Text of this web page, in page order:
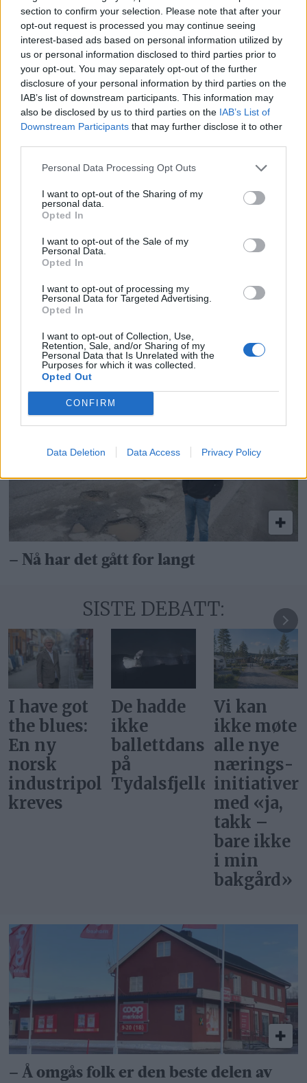
section to confirm your selection. Please note that after your
opt-out request is processed you may continue seeing
interest-based ads based on personal information utilized by
us or personal information disclosed to third parties prior to
your opt-out. You may separately opt-out of the further
disclosure of your personal information by third parties on the
IAB’s list of downstream participants. This information may
also be disclosed by us to third parties on the IAB’s List of
Downstream Participants that may further disclose it to other
Personal Data Processing Opt Outs
I want to opt-out of the Sharing of my
personal data.
Opted In
I want to opt-out of the Sale of my
Personal Data.
Opted In
I want to opt-out of processing my
Personal Data for Targeted Advertising.
Opted In
I want to opt-out of Collection, Use,
Retention, Sale, and/or Sharing of my
Personal Data that Is Unrelated with the
Purposes for which it was collected.
Opted Out
CONFIRM
Data Deletion Data Access Privacy Policy
Send oss bilde av ditt høl
– Nå har det gått for langt
SISTE DEBATT:
I have got
the blues:
En ny
norsk
industripolitikk
kreves
De hadde
ikke
ballettdansere
på
Tydalsfjellet
Vi kan
ikke møte
alle nye
nærings­
initiativer
med «ja,
takk –
bare ikke
i min
bakgård»
– Å omgås folk er den beste delen av